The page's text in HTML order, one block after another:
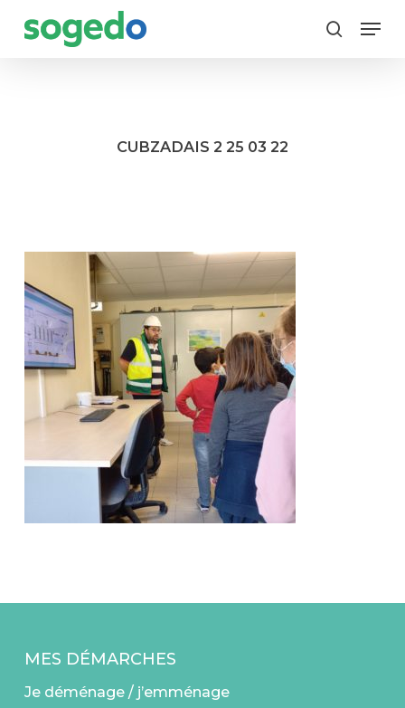
search
Menu
CUBZADAIS 2 25 03 22
MES DÉMARCHES
Je déménage / j’emménage